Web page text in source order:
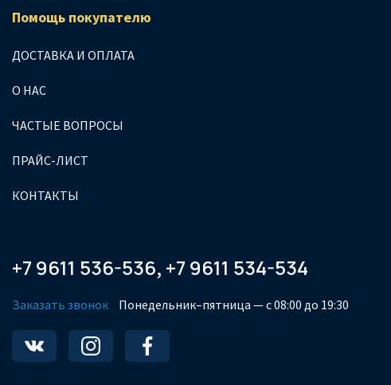
Помощь покупателю
ДОСТАВКА И ОПЛАТА
О НАС
ЧАСТЫЕ ВОПРОСЫ
ПРАЙС-ЛИСТ
КОНТАКТЫ
+7 9611 536-536, +7 9611 534-534
Заказать звонок Понедельник–пятница — с 08:00 до 19:30